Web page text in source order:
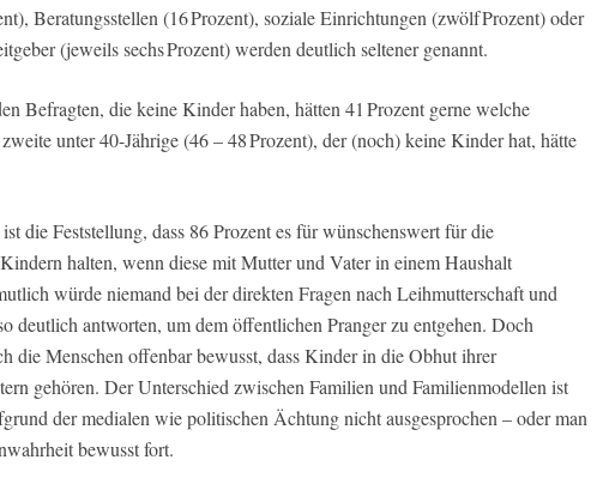
Beratungsstellen (16 Prozent), soziale Einrichtungen (zwölf Prozent) oder
(jeweils sechs Prozent) werden deutlich seltener genannt.
Befragten, die keine Kinder haben, hätten 41 Prozent gerne welche
zweite unter 40-Jährige (46 – 48 Prozent), der (noch) keine Kinder hat, hätte
die Feststellung, dass 86 Prozent es für wünschenswert für die
halten, wenn diese mit Mutter und Vater in einem Haushalt
würde niemand bei der direkten Fragen nach Leihmutterschaft und
deutlich antworten, um dem öffentlichen Pranger zu entgehen. Doch
die Menschen offenbar bewusst, dass Kinder in die Obhut ihrer
gehören. Der Unterschied zwischen Familien und Familienmodellen ist
der medialen wie politischen Ächtung nicht ausgesprochen – oder man
bewusst fort.